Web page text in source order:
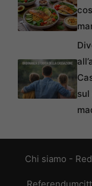
Chi siamo -